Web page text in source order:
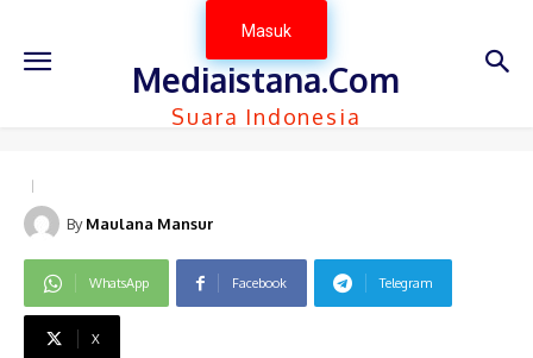
Masuk
Mediaistana.Com
Suara Indonesia
By Maulana Mansur
WhatsApp Facebook Telegram
X